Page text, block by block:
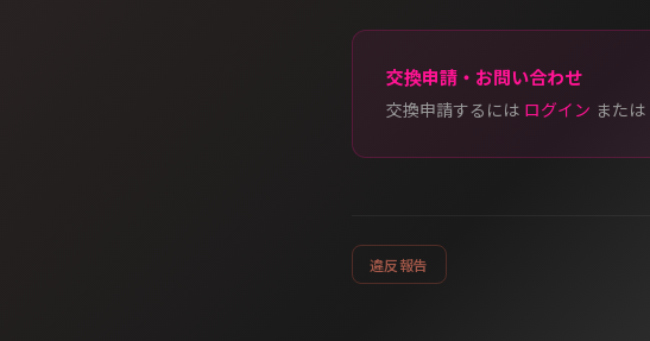
交換申請・お問い合わせ
交換申請するには ログイン または
違反報告